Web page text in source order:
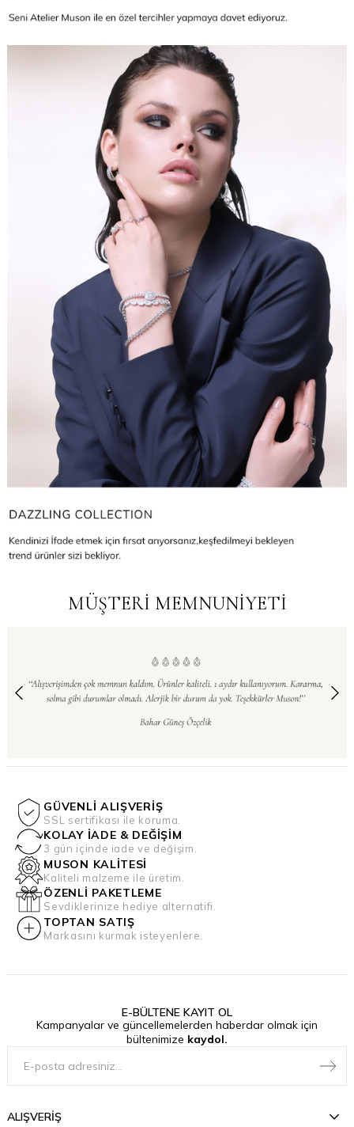
MÜŞTERİ MEMNUNİYETİ
GÜVENLİ ALIŞVERİŞ
SSL sertifikası ile koruma.
KOLAY İADE & DEĞİŞİM
3 gün içinde iade ve değişim.
MUSON KALİTESİ
Kaliteli malzeme ile üretim.
ÖZENLİ PAKETLEME
Sevdiklerinize hediye alternatifi.
TOPTAN SATIŞ
Markasını kurmak isteyenlere.
E-BÜLTENE KAYIT OL
Kampanyalar ve güncellemelerden haberdar olmak için
bültenimize kaydol.
ALIŞVERİŞ